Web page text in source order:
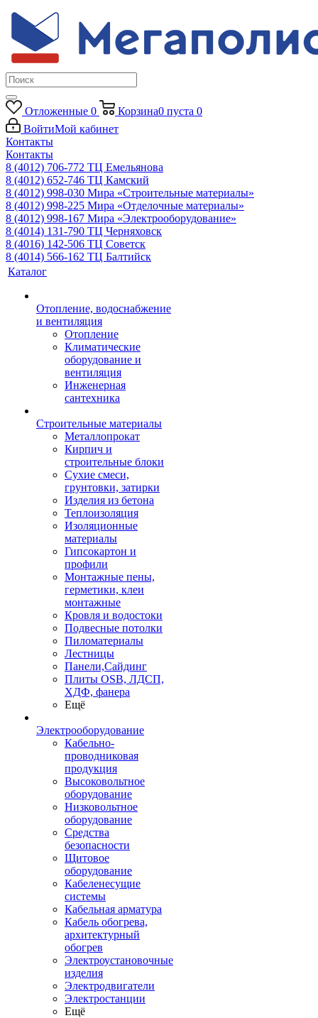
Отложенные 0 Корзина0 пуста 0
ВойтиМой кабинет
Контакты
Контакты
8 (4012) 706-772 ТЦ Емельянова
8 (4012) 652-746 ТЦ Камский
8 (4012) 998-030 Мира «Строительные материалы»
8 (4012) 998-225 Мира «Отделочные материалы»
8 (4012) 998-167 Мира «Электрооборудование»
8 (4014) 131-790 ТЦ Черняховск
8 (4016) 142-506 ТЦ Советск
8 (4014) 566-162 ТЦ Балтийск
Каталог
Отопление, водоснабжение
и вентиляция
Отопление
Климатические
оборудование и
вентиляция
Инженерная
сантехника
Строительные материалы
Металлопрокат
Кирпич и
строительные блоки
Сухие смеси,
грунтовки, затирки
Изделия из бетона
Теплоизоляция
Изоляционные
материалы
Гипсокартон и
профили
Монтажные пены,
герметики, клеи
монтажные
Кровля и водостоки
Подвесные потолки
Пиломатериалы
Лестницы
Панели,Сайдинг
Плиты OSB, ЛДСП,
ХДФ, фанера
Ещё
Электрооборудование
Кабельно-
проводниковая
продукция
Высоковольтное
оборудование
Низковольтное
оборудование
Средства
безопасности
Щитовое
оборудование
Кабеленесущие
системы
Кабельная арматура
Кабель обогрева,
архитектурный
обогрев
Электроустановочные
изделия
Электродвигатели
Электростанции
Ещё